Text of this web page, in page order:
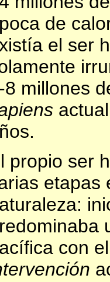
de
el ser
8 millones
actual
propio ser
etapas
con